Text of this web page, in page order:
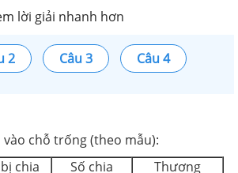
lời giải nhanh hơn
2 Câu 3 Câu 4
chỗ trống (theo mẫu):
chia Số chia
Thương